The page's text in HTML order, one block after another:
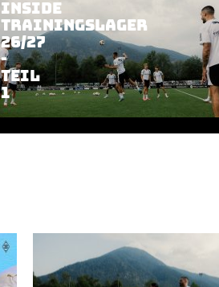
INSIDE
TRAININGSLAGER
26/27
-
TEIL
1